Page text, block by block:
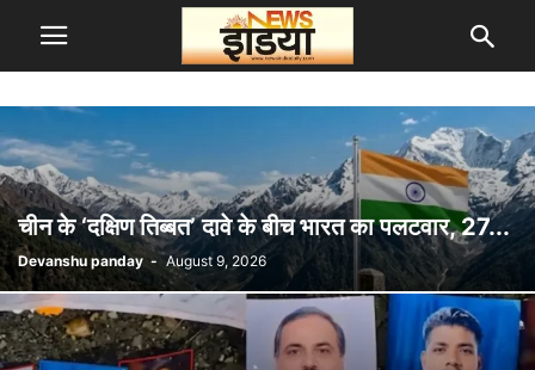
चीन के ‘दक्षिण तिब्बत’ दावे के बीच भारत का पलटवार, 27...
Devanshu panday - August 9, 2026